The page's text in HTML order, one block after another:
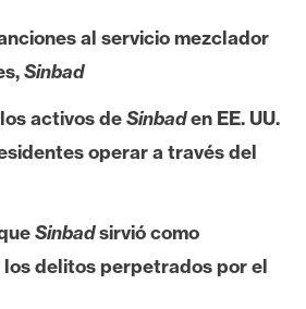
al servicio mezclador
Sinbad
activos deSinbaden EE. UU.
operar a través del
Sinbadsirvió como
delitos perpetrados por el